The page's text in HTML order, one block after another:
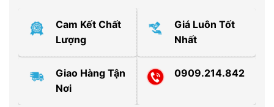
Cam Kết Chất
Lượng
Giá Luôn Tốt
Nhất
Giao Hàng Tận
Nơi
0909.214.842